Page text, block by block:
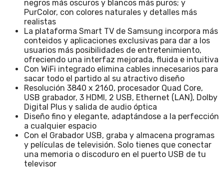
negros más oscuros y blancos más puros; y
PurColor, con colores naturales y detalles más
realistas
La plataforma Smart TV de Samsung incorpora más
conteidos y aplicaciones exclusivas para dar a los
usuarios más posibilidades de entretenimiento,
ofreciendo una interfaz mejorada, fluida e intuitiva
Con WiFi integrado elimina cables innecesarios para
sacar todo el partido al su atractivo diseño
Resolución 3840 x 2160, procesador Quad Core,
USB grabador, 3 HDMI, 2 USB, Ethernet (LAN), Dolby
Digital Plus y salida de audio óptica
Diseño fino y elegante, adaptándose a la perfección
a cualquier espacio
Con el Grabador USB, graba y almacena programas
y películas de televisión. Solo tienes que conectar
una memoria o discoduro en el puerto USB de tu
televisor